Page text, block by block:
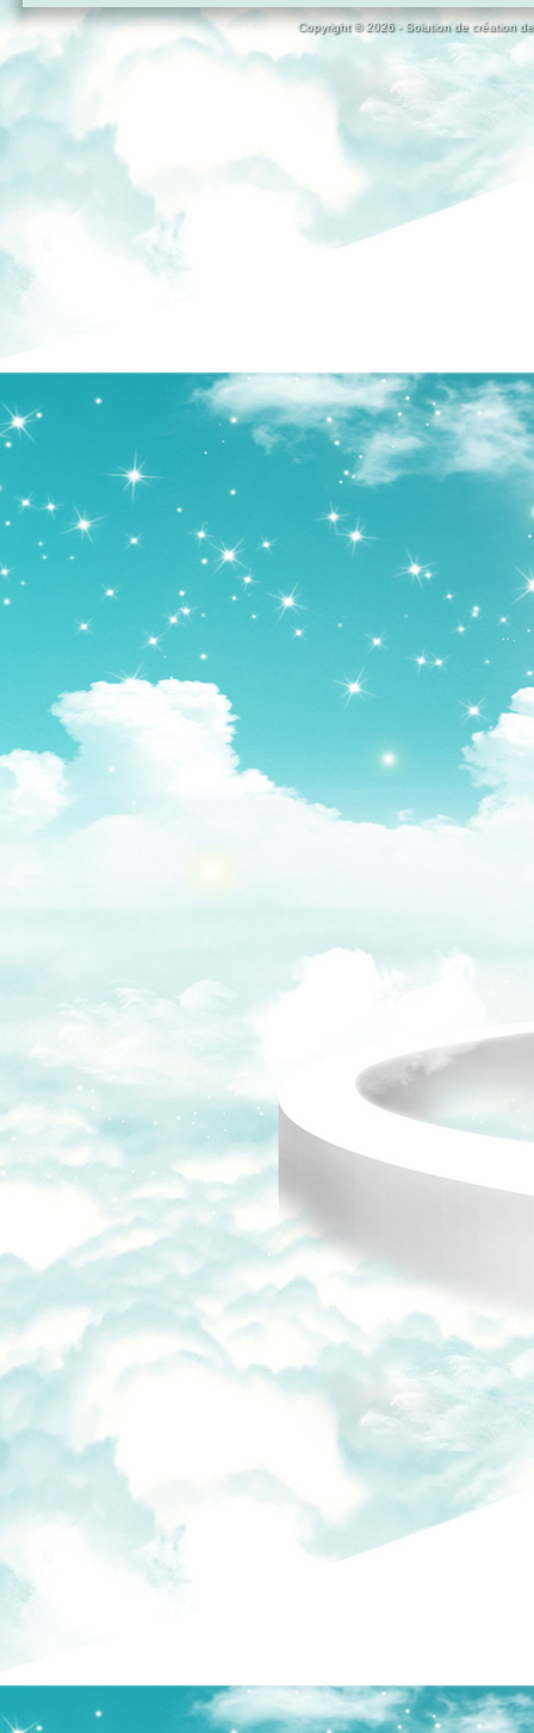
Copyright © 2026 - Solution de création